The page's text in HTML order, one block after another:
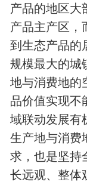
产品的地区大
产品主产区，
到生态产品的
规模最大的城
地与消费地的
品价值实现不
域联动发展有
生产地与消费
求，也是坚持
长远观、整体